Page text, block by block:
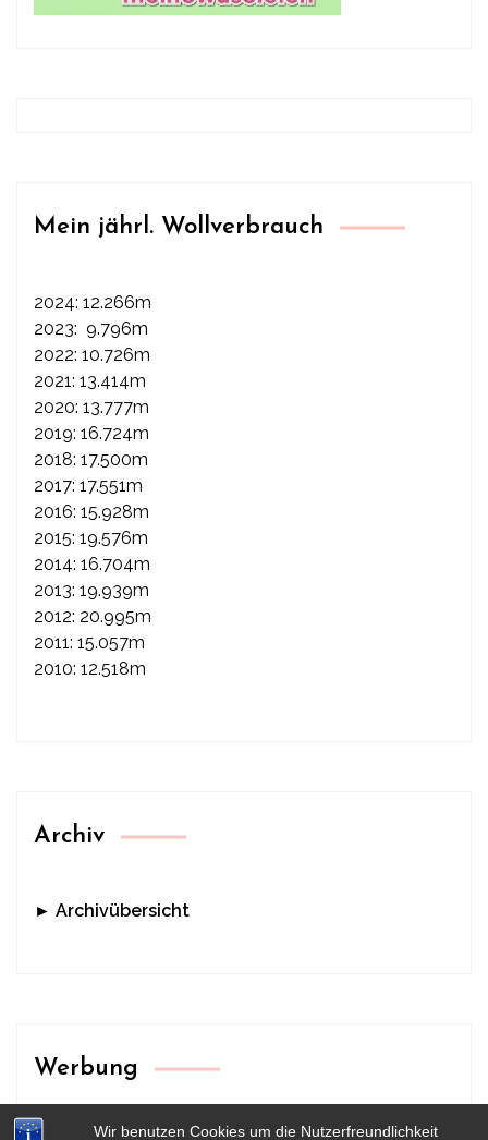
Wir benutzen Cookies um die Nutzerfreundlichkeit
Mein jährl. Wollverbrauch
2024: 12.266m
2023: 9.796m
2022: 10.726m
2021: 13.414m
2020: 13.777m
2019: 16.724m
2018: 17.500m
2017: 17.551m
2016: 15.928m
2015: 19.576m
2014: 16.704m
2013: 19.939m
2012: 20.995m
2011: 15.057m
2010: 12.518m
Archiv
► Archivübersicht
Werbung